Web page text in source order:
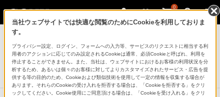
0
テレビ ブラビア
ワイヤレスサブウーファー
SWF-BR100
DISCONTINUED 生産完了
当社ウェブサイトでは快適な閲覧のためにCookieを利用しておりま
す。
プライバシー設定、ログイン、フォームへの入力等、サービスのリクエストに相当する利
用者のアクションに応じてのみ設定されるCookieは通常、必須Cookieと呼ばれ、利用を
停止することができません。また、当社は、ウェブサイトにおけるお客様の利用状況を分
析するため、あるいは個々のお客様に対してよりカスタマイズされたサービス・広告を提
供する等の目的のため、Cookieおよび類似技術を使用して一定の情報を収集する場合が
あります。それらのCookieの受け入れを拒否する場合は、「Cookieを拒否する」をクリ
ックしてください。Cookie使用にご同意頂ける場合は、「Cookieを受け入れる」をクリ